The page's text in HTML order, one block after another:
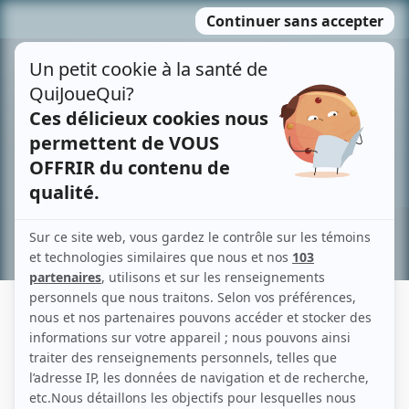
MENU
contenu
Recherche avancée »
FRANÇOIS GERVAIS
Liens
Fiche de François Gervais sur Showbizz.net